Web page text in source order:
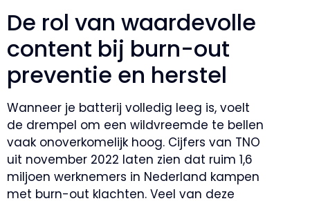
De rol van waardevolle
content bij burn-out
preventie en herstel
Wanneer je batterij volledig leeg is, voelt
de drempel om een wildvreemde te bellen
vaak onoverkomelijk hoog. Cijfers van TNO
uit november 2022 laten zien dat ruim 1,6
miljoen werknemers in Nederland kampen
met burn-out klachten. Veel van deze